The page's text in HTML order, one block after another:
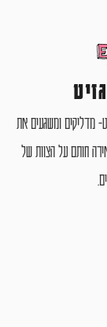
מדליקים ומשגעים את
חותם על הצוות של